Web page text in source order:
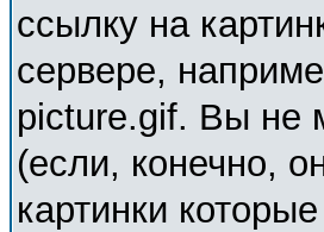
ссылку на
сервере,
picture.gif. Вы не
(если, конечно,
картинки